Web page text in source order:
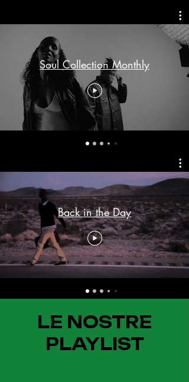
Soul Collection Monthly
Back in the Day
LE NOSTRE
PLAYLIST